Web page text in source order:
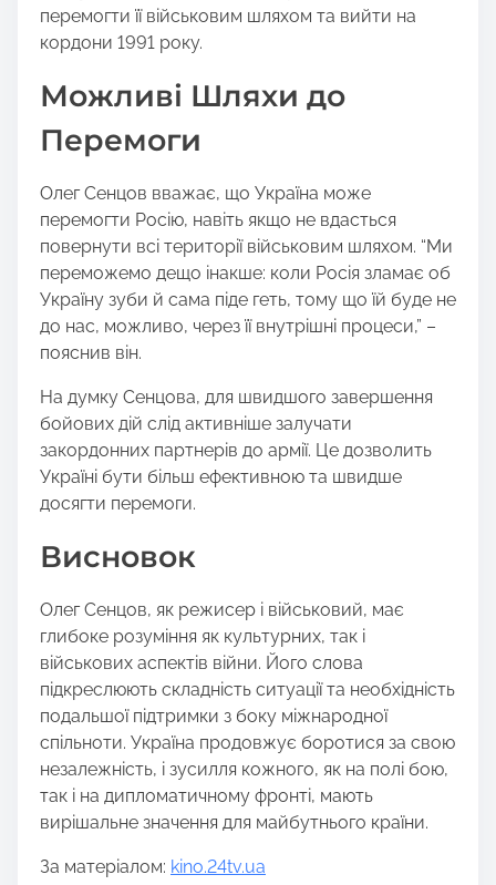
перемогти її військовим шляхом та вийти на
кордони 1991 року.
Можливі Шляхи до
Перемоги
Олег Сенцов вважає, що Україна може
перемогти Росію, навіть якщо не вдасться
повернути всі території військовим шляхом. “Ми
переможемо дещо інакше: коли Росія зламає об
Україну зуби й сама піде геть, тому що їй буде не
до нас, можливо, через її внутрішні процеси,” –
пояснив він.
На думку Сенцова, для швидшого завершення
бойових дій слід активніше залучати
закордонних партнерів до армії. Це дозволить
Україні бути більш ефективною та швидше
досягти перемоги.
Висновок
Олег Сенцов, як режисер і військовий, має
глибоке розуміння як культурних, так і
військових аспектів війни. Його слова
підкреслюють складність ситуації та необхідність
подальшої підтримки з боку міжнародної
спільноти. Україна продовжує боротися за свою
незалежність, і зусилля кожного, як на полі бою,
так і на дипломатичному фронті, мають
вирішальне значення для майбутнього країни.
За матеріалом: kino.24tv.ua